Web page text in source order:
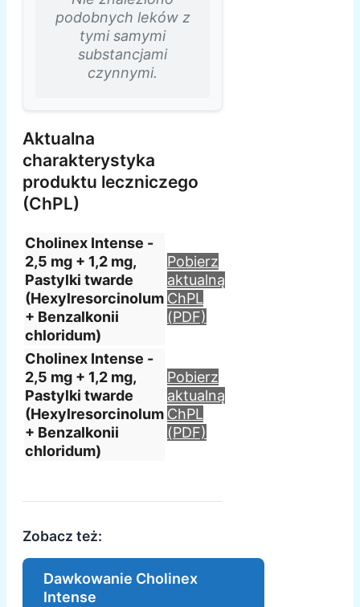
podobnych leków z
tymi samymi
substancjami
czynnymi.
Aktualna
charakterystyka
produktu leczniczego
(ChPL)
Cholinex Intense -
2,5 mg + 1,2 mg,
Pastylki twarde
(Hexylresorcinolum
+ Benzalkonii
chloridum)
Pobierz
aktualną
ChPL
(PDF)
Cholinex Intense -
2,5 mg + 1,2 mg,
Pastylki twarde
(Hexylresorcinolum
+ Benzalkonii
chloridum)
Pobierz
aktualną
ChPL
(PDF)
Zobacz też:
Dawkowanie Cholinex
Intense